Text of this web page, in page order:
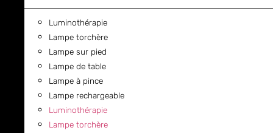
Luminothérapie
Lampe torchère
Lampe sur pied
Lampe de table
Lampe à pince
Lampe rechargeable
Luminothérapie
Lampe torchère